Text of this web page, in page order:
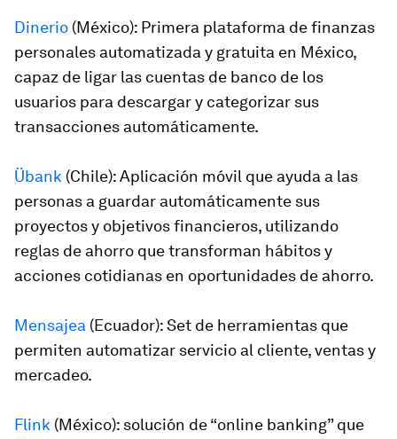
Dinerio (México): Primera plataforma de finanzas
personales automatizada y gratuita en México,
capaz de ligar las cuentas de banco de los
usuarios para descargar y categorizar sus
transacciones automáticamente.
Übank (Chile): Aplicación móvil que ayuda a las
personas a guardar automáticamente sus
proyectos y objetivos financieros, utilizando
reglas de ahorro que transforman hábitos y
acciones cotidianas en oportunidades de ahorro.
Mensajea (Ecuador): Set de herramientas que
permiten automatizar servicio al cliente, ventas y
mercadeo.
Flink (México): solución de “online banking” que